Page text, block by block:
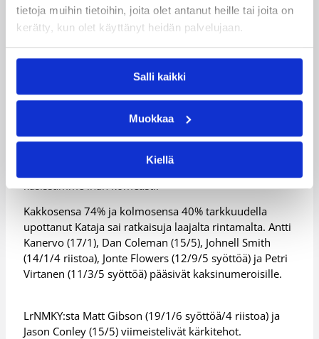
tietoja muihin tietoihin, joita olet antanut heille tai joita on
kerätty, kun olet käyttänyt heidän palvelujaan.
Salli kaikki
Muokkaa
Kiellä
Toisella puoliajalla Kataja meni menojaan, eikä
on. Meni muutama hetki vähän tarkkaillessa, mitä
vastustaja tekee, ja LrNMKY tekikin muutamia asioita
vähän eri tavalla kuin normaalisti, Katajan
päävalmentaja Jukka Toijala ynnäili.
– Ennen puoliaikaa päästiin kuskin pallille, ja kun
käsissämme ihan komeasti.
Kakkosensa 74% ja kolmosensa 40% tarkkuudella
upottanut Kataja sai ratkaisuja laajalta rintamalta. Antti
Kanervo (17/1), Dan Coleman (15/5), Johnell Smith
(14/1/4 riistoa), Jonte Flowers (12/9/5 syöttöä) ja Petri
Virtanen (11/3/5 syöttöä) pääsivät kaksinumeroisille.
LrNMKY:sta Matt Gibson (19/1/6 syöttöä/4 riistoa) ja
Jason Conley (15/5) viimeistelivät kärkitehot.